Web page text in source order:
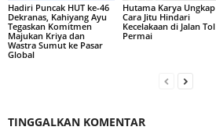
Hadiri Puncak HUT ke-46
Dekranas, Kahiyang Ayu
Tegaskan Komitmen
Majukan Kriya dan
Wastra Sumut ke Pasar
Global
Hutama Karya Ungkap
Cara Jitu Hindari
Kecelakaan di Jalan Tol
Permai
TINGGALKAN KOMENTAR